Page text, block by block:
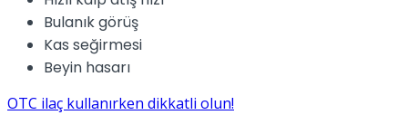
Bulanık görüş
Kas seğirmesi
Beyin hasarı
OTC ilaç kullanırken dikkatli olun!